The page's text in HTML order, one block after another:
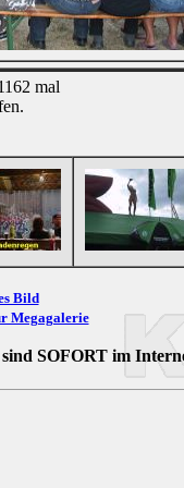
mal
Bild
Megagalerie
SOFORTim